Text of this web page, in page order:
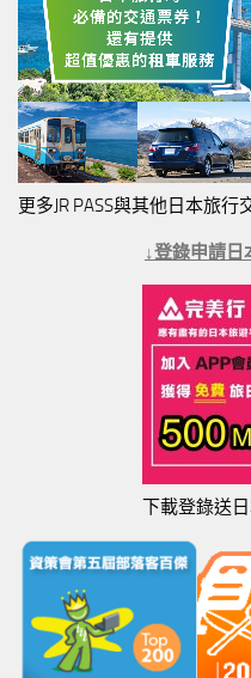
更多JR PASS與其他日本旅行
↓登錄申請日
下載登錄送